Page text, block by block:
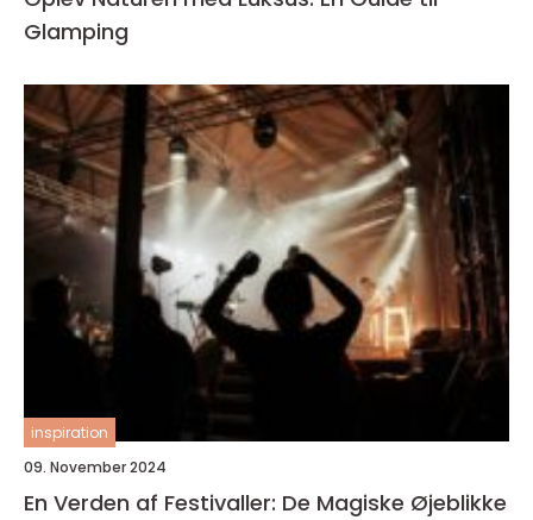
Glamping
inspiration
09. November 2024
En Verden af Festivaller: De Magiske Øjeblikke